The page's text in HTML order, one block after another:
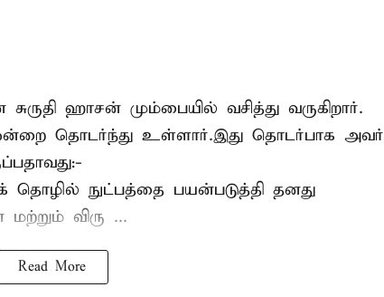
சுருதி ஹாசன் மும்பையில் வசித்து வருகிறார்.
தொடர்ந்து உள்ளார்.இது தொடர்பாக அவர்
நுட்பத்தை பயன்படுத்தி தனது
விரு ...
Read More